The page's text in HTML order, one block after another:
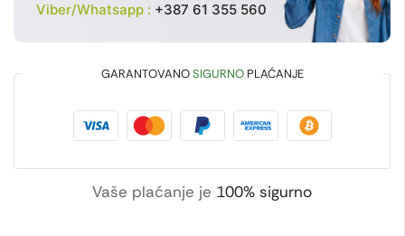
Viber/Whatsapp : +387 61 355 560
GARANTOVANOSIGURNOPLAĆANJE
Vaše plaćanje je 100% sigurno